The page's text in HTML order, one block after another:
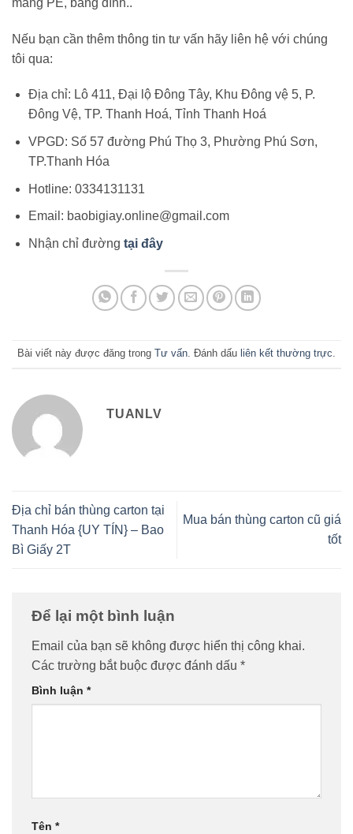
Nếu bạn cần thêm thông tin tư vấn hãy liên hệ với chúng
tôi qua:
Địa chỉ: Lô 411, Đại lộ Đông Tây, Khu Đông vệ 5, P.
Đông Vệ, TP. Thanh Hoá, Tỉnh Thanh Hoá
VPGD: Số 57 đường Phú Thọ 3, Phường Phú Sơn,
TP.Thanh Hóa
Hotline: 0334131131
Email: baobigiay.online@gmail.com
Nhận chỉ đường tại đây
Bài viết này được đăng trong Tư vấn. Đánh dấu liên kết thường trực.
TUANLV
Địa chỉ bán thùng carton tại
Thanh Hóa {UY TÍN} – Bao
Bì Giấy 2T
Mua bán thùng carton cũ giá
tốt
Để lại một bình luận
Email của bạn sẽ không được hiển thị công khai.
Các trường bắt buộc được đánh dấu *
Bình luận *
Tên *